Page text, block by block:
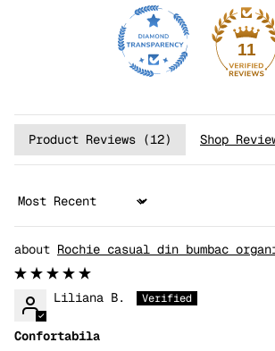
11
Product Reviews (12) Shop
Sort by
Rochie casual din bumbac
Liliana B.
Confortabila